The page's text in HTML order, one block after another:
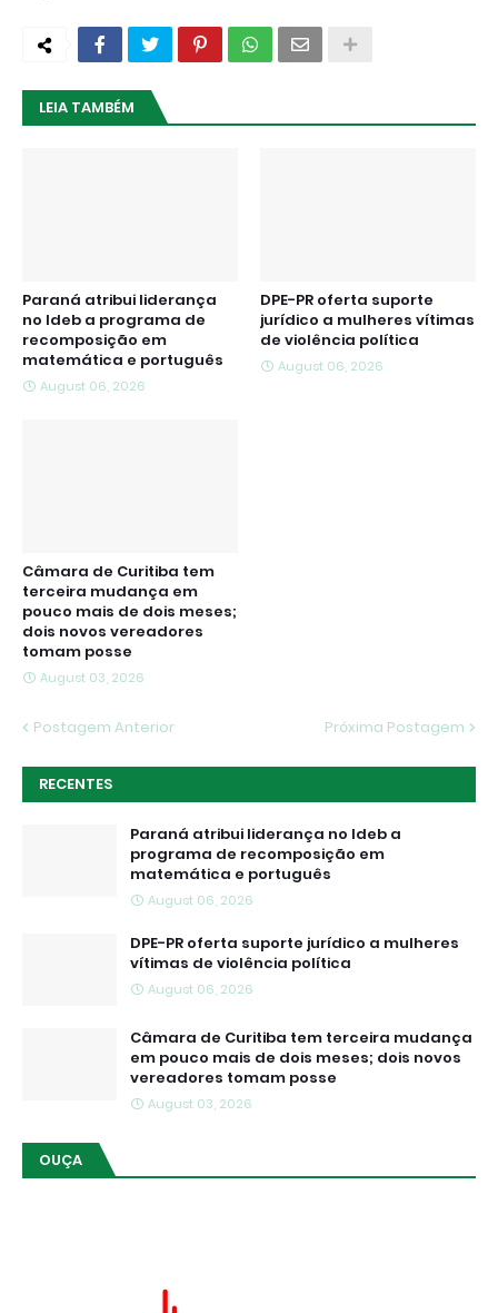
LEIA TAMBÉM
Paraná atribui liderança
no Ideb a programa de
recomposição em
matemática e português
August 06, 2026
DPE-PR oferta suporte
jurídico a mulheres vítimas
de violência política
August 06, 2026
Câmara de Curitiba tem
terceira mudança em
pouco mais de dois meses;
dois novos vereadores
tomam posse
August 03, 2026
Postagem Anterior Próxima Postagem
RECENTES
Paraná atribui liderança no Ideb a
programa de recomposição em
matemática e português
August 06, 2026
DPE-PR oferta suporte jurídico a mulheres
vítimas de violência política
August 06, 2026
Câmara de Curitiba tem terceira mudança
em pouco mais de dois meses; dois novos
vereadores tomam posse
August 03, 2026
OUÇA